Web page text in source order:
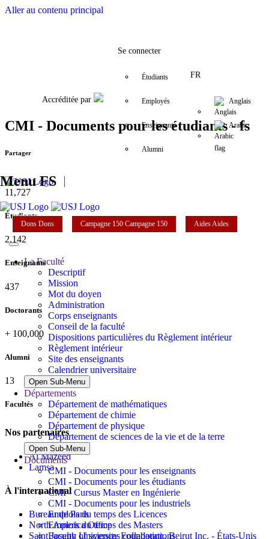
Aller au contenu principal
FacebookTwitter
Accréditée par
Se connecter
Étudiants
Employés
Enseignants
Alumni
FR
Anglais
Arabic
Menu FS
Dons Dons Campagne 150 Campagne 150 AidesAides
La Faculté
Descriptif
Mission
Mot du doyen
Administration
Corps enseignants
Conseil de la faculté
Dispositions particulières du Règlement intérieur
Règlement intérieur
Site des enseignants
Calendrier universitaire
Open Sub-Menu
Départements
Département de mathématiques
Département de chimie
Département de physique
Département de sciences de la vie et de la terre
Open Sub-Menu
Documents
CMI - Documents pour les enseignants
CMI - Documents pour les étudiants
CMI - Cursus Master en Ingénierie
CMI - Documents pour les industriels
Emplois du temps des Licences
Emplois du temps des Masters
Faculty of sciences collaborations
CMI - Documents pour les étudiants - fs
Partager
11,727
Étudiants
2,142
Enseignants
437
Doctorants
+ 100,000
Alumni
13
Facultés
Nos partenaires
Al Mazeed
Lamsa
À l'international
Bureau de Paris
North America Office
Saint Joseph University Foundation, Beirut Inc. - États-Unis